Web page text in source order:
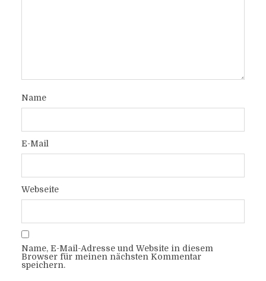
Name
E-Mail
Webseite
Name, E-Mail-Adresse und Website in diesem
Browser für meinen nächsten Kommentar
speichern.